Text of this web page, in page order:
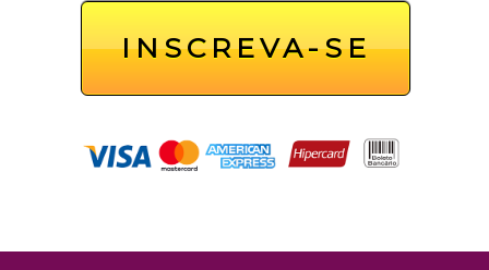
INSCREVA-SE